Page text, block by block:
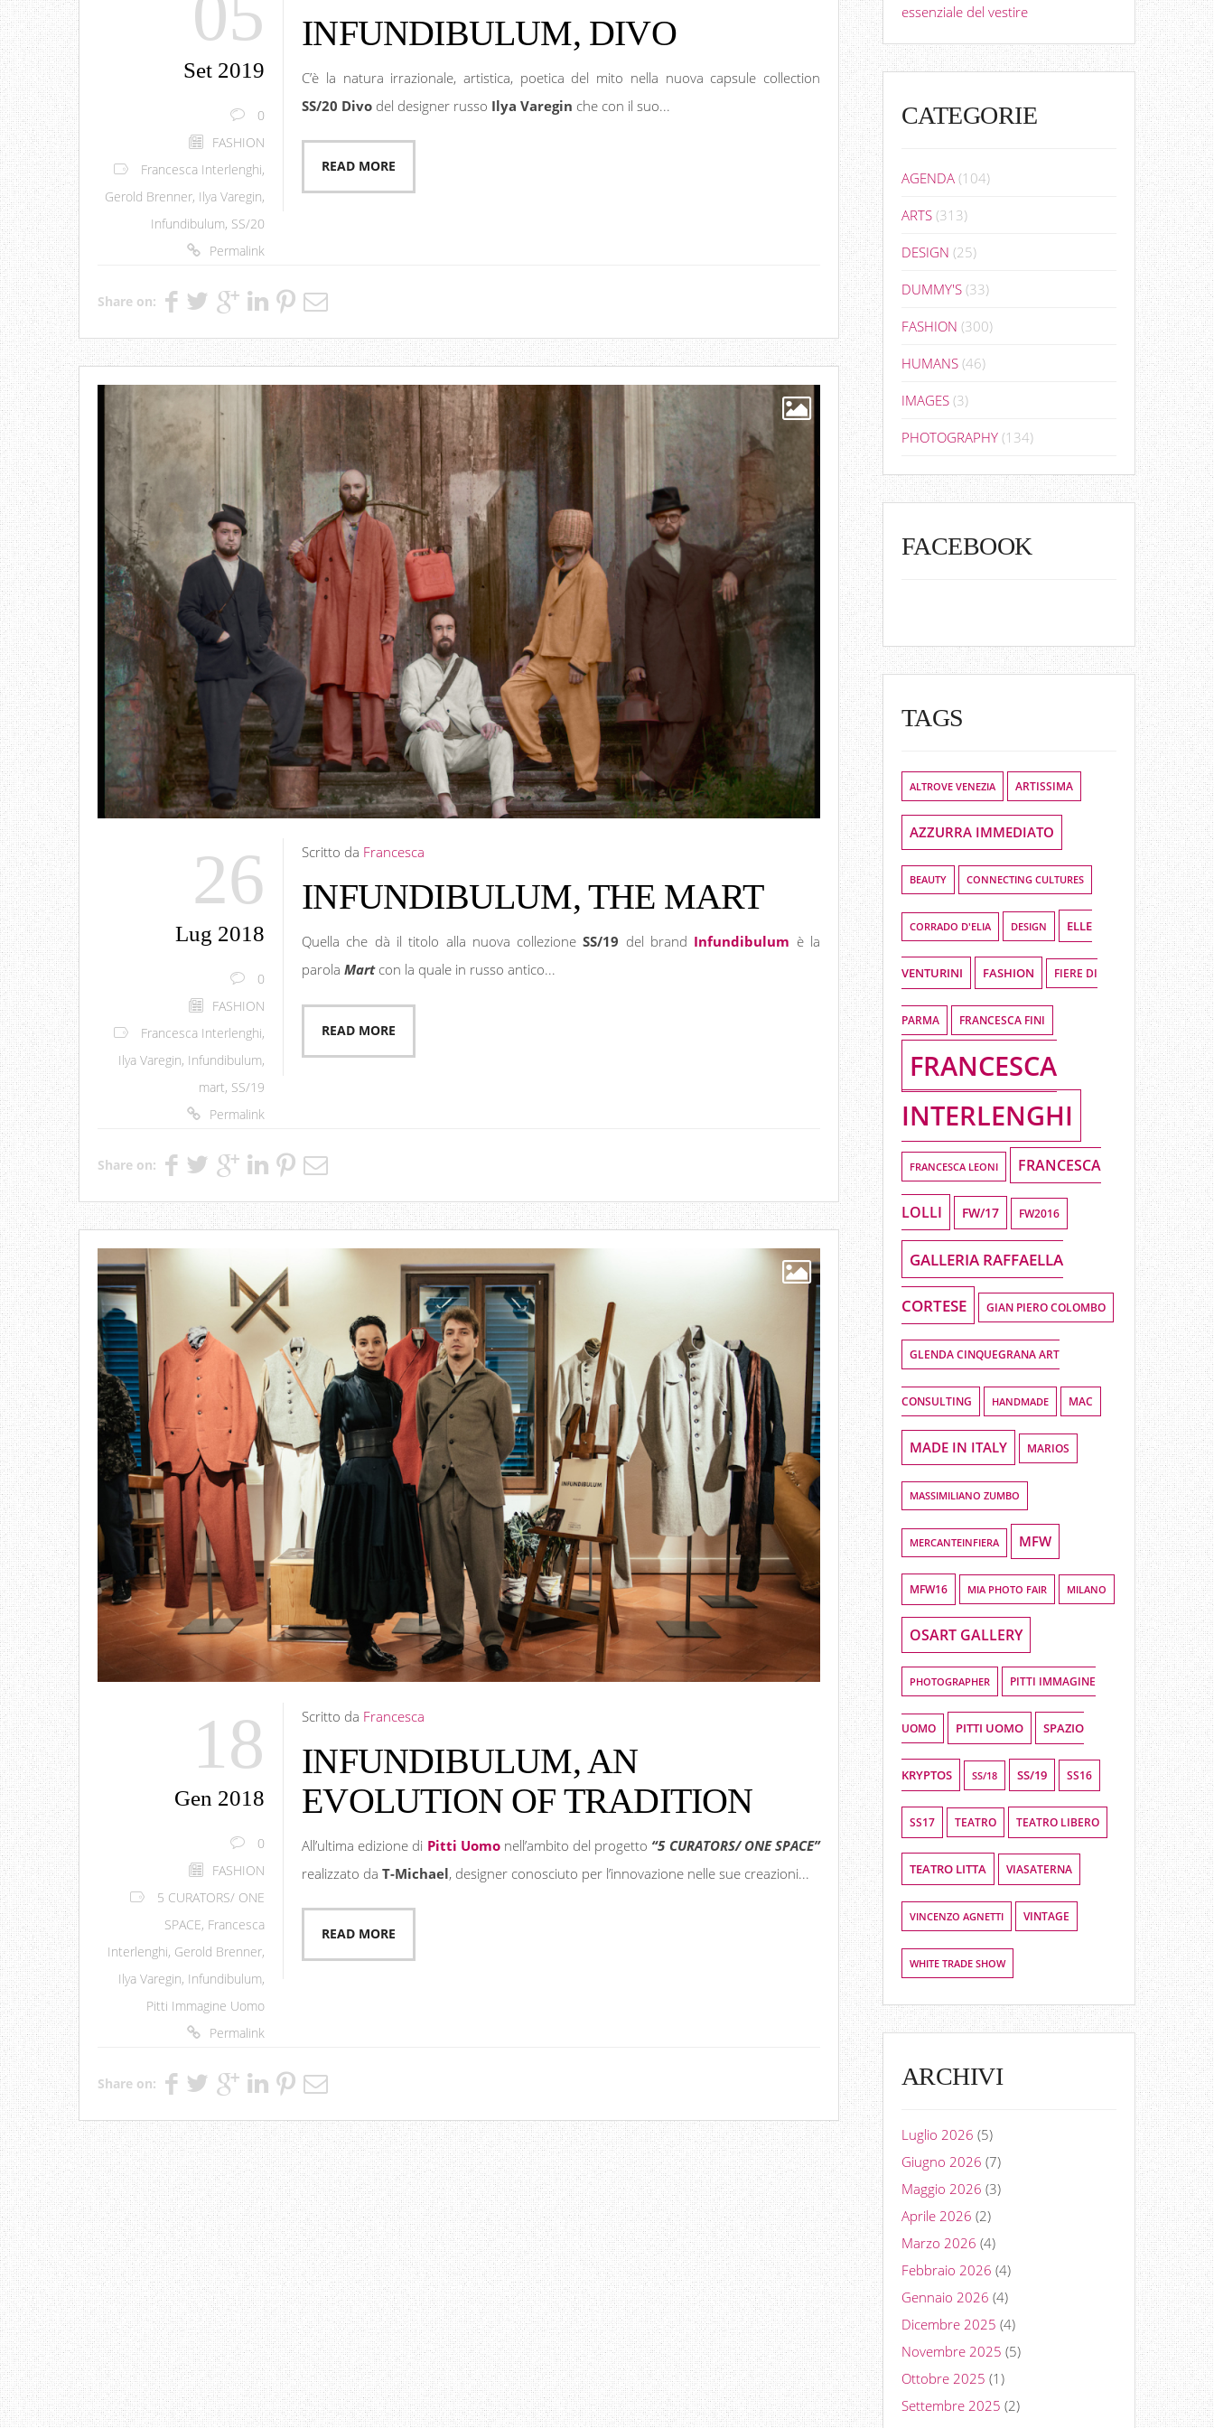
Set 2019
0
FASHION
Francesca Interlenghi,
Gerold Brenner, Ilya Varegin,
Infundibulum, SS/20
Permalink
INFUNDIBULUM, DIVO
C’è la natura irrazionale, artistica, poetica del mito nella nuova capsule collection
SS/20 Divo del designer russo Ilya Varegin che con il suo...
READ MORE
Share on:
26
Lug 2018
0
FASHION
Francesca Interlenghi,
Ilya Varegin, Infundibulum,
mart, SS/19
Permalink
Scritto da Francesca
INFUNDIBULUM, THE MART
Quella che dà il titolo alla nuova collezioneSS/19 del brand Infundibulum è la
parolaMartcon la quale in russo antico...
READ MORE
Share on:
18
Gen 2018
0
FASHION
5 CURATORS/ ONE
SPACE, Francesca
Interlenghi, Gerold Brenner,
Ilya Varegin, Infundibulum,
Pitti Immagine Uomo
Permalink
Scritto da Francesca
INFUNDIBULUM, AN
EVOLUTION OF TRADITION
All’ultima edizione di Pitti Uomonell’ambito del progetto “5 CURATORS/ ONE SPACE”
realizzato daT-Michael, designer conosciuto per l’innovazione nelle sue creazioni...
READ MORE
Share on:
essenziale del vestire
CATEGORIE
AGENDA (104)
ARTS (313)
DESIGN (25)
DUMMY'S (33)
FASHION (300)
HUMANS (46)
IMAGES (3)
PHOTOGRAPHY (134)
FACEBOOK
TAGS
ALTROVE VENEZIA ARTISSIMA
AZZURRA IMMEDIATO
BEAUTY CONNECTING CULTURES
CORRADO D'ELIA DESIGN ELLE
VENTURINI FASHION FIERE DI
PARMA FRANCESCA FINI
FRANCESCA
INTERLENGHI
FRANCESCA LEONI FRANCESCA
LOLLI FW/17 FW2016
GALLERIA RAFFAELLA
CORTESE GIAN PIERO COLOMBO
GLENDA CINQUEGRANA ART
CONSULTING HANDMADE MAC
MADE IN ITALY MARIOS
MASSIMILIANO ZUMBO
MERCANTEINFIERA MFW
MFW16 MIA PHOTO FAIR MILANO
OSART GALLERY
PHOTOGRAPHER PITTI IMMAGINE
UOMO PITTI UOMO SPAZIO
KRYPTOS SS/18 SS/19 SS16
SS17 TEATRO TEATRO LIBERO
TEATRO LITTA VIASATERNA
VINCENZO AGNETTI VINTAGE
WHITE TRADE SHOW
ARCHIVI
Luglio 2026 (5)
Giugno 2026 (7)
Maggio 2026 (3)
Aprile 2026 (2)
Marzo 2026 (4)
Febbraio 2026 (4)
Gennaio 2026 (4)
Dicembre 2025 (4)
Novembre 2025 (5)
Ottobre 2025 (1)
Settembre 2025 (2)